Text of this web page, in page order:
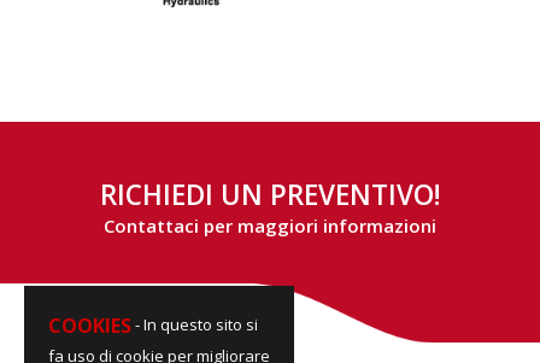
COOKIES- In questo sito si
fa uso di cookie per migliorare
RICHIEDI UN PREVENTIVO!
Contattaci per maggiori informazioni